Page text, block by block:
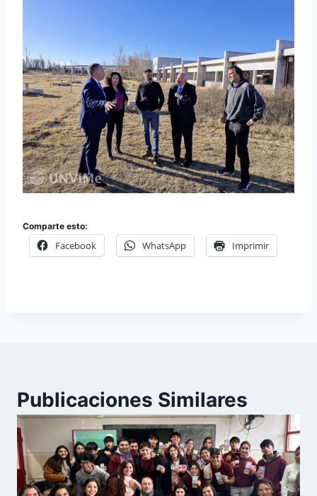
Comparte esto:
Facebook WhatsApp Imprimir
Publicaciones Similares